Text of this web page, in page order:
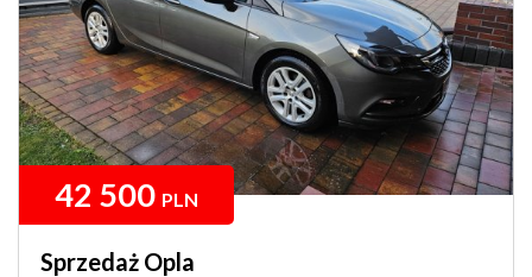
42 500 PLN
Sprzedaż Opla